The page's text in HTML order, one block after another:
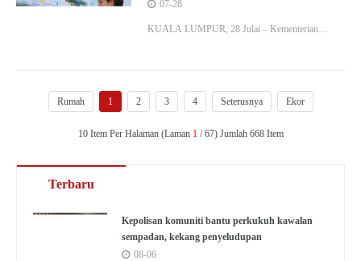
07-28
KUALA LUMPUR, 28 Julai – Kementerian
disyaratkan mempunyai simpanan…
Rumah
1 2 3 4 Seterusnya Ekor
10 Item Per Halaman (Laman 1/ 67) Jumlah 668 Item
Terbaru
Kepolisan komuniti bantu perkukuh kawalan
sempadan, kekang penyeludupan
08-06